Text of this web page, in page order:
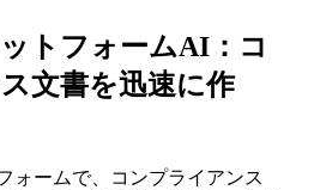
トフォームAI：コ
文書を迅速に作
ォームで、コンプライアンス